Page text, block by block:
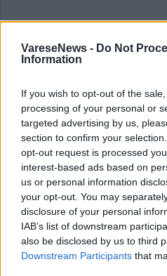
VareseNews - Do Not
Information
If you wish to opt-out of the
processing of your personal or
targeted advertising by us,
section to confirm your
opt-out request is processed
interest-based ads based on
us or personal information
your opt-out. You may
disclosure of your personal
IAB’s list of downstream
also be disclosed by us to third
Downstream Participants that
ALTRE NOTIZIE DI VARESE